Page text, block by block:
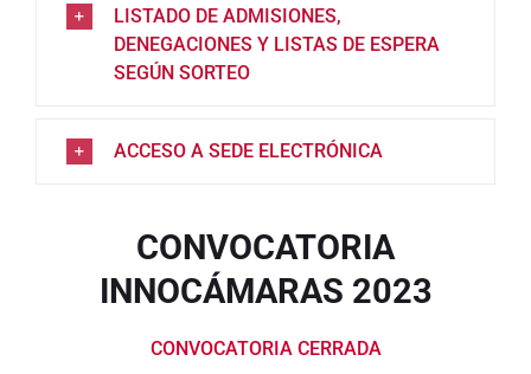
LISTADO DE ADMISIONES,
DENEGACIONES Y LISTAS DE ESPERA
SEGÚN SORTEO
ACCESO A SEDE ELECTRÓNICA
CONVOCATORIA
INNOCÁMARAS 2023
CONVOCATORIA CERRADA